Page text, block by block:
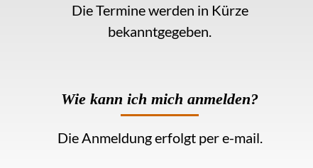
Die Termine werden in Kürze
bekanntgegeben.
Wie kann ich mich anmelden?
Die Anmeldung erfolgt per e-mail.